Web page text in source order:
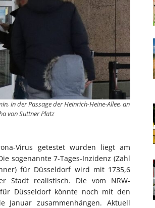
in der Passage der Heinrich-Heine-Allee, an
von Suttner Platz
Virus getestet wurden liegt am
sogenannte 7-Tages-Inzidenz (Zahl
für Düsseldorf wird mit 1735,6
Stadt realistisch. Die vom NRW-
Düsseldorf könnte noch mit den
Januar zusammenhängen. Aktuell